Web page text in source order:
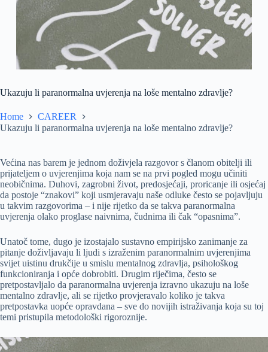
Ukazuju li paranormalna uvjerenja na loše mentalno zdravlje?
Home
CAREER
Ukazuju li paranormalna uvjerenja na loše mentalno zdravlje?
Većina nas barem je jednom doživjela razgovor s članom obitelji ili
prijateljem o uvjerenjima koja nam se na prvi pogled mogu učiniti
neobičnima. Duhovi, zagrobni život, predosjećaji, proricanje ili osjećaj
da postoje “znakovi” koji usmjeravaju naše odluke često se pojavljuju
u takvim razgovorima – i nije rijetko da se takva paranormalna
uvjerenja olako proglase naivnima, čudnima ili čak “opasnima”.
Unatoč tome, dugo je izostajalo sustavno empirijsko zanimanje za
pitanje doživljavaju li ljudi s izraženim paranormalnim uvjerenjima
svijet uistinu drukčije u smislu mentalnog zdravlja, psihološkog
funkcioniranja i opće dobrobiti. Drugim riječima, često se
pretpostavljalo da paranormalna uvjerenja izravno ukazuju na loše
mentalno zdravlje, ali se rijetko provjeravalo koliko je takva
pretpostavka uopće opravdana – sve do novijih istraživanja koja su toj
temi pristupila metodološki rigoroznije.